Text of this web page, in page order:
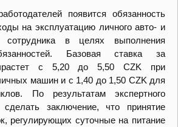
появится обязанность
на эксплуатацию личного авто- и
сотрудника в целях выполнения
Базовая ставка за
с 5,20 до 5,50 CZK при
машин и с 1,40 до 1,50 CZK для
По результатам экспертного
заключение, что принятие
регулирующих суточные на питание